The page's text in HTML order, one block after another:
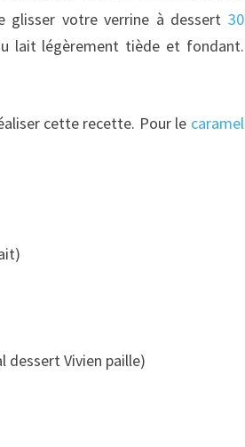
glisser votre verrine à dessert 30
lait légèrement tiède et fondant.
cette recette. Pour le caramel
dessert Vivien paille)